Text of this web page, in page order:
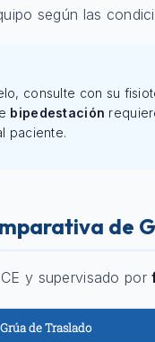
según las
consulte con su
bipedestación
paciente.
de
y supervisado por
Grúa de Traslado